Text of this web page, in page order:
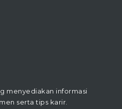
menyediakan informasi
serta tips karir.